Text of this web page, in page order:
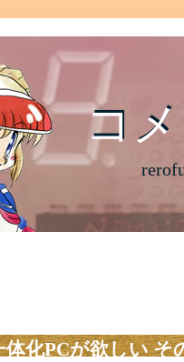
コ
コ
化PCが欲しい そ